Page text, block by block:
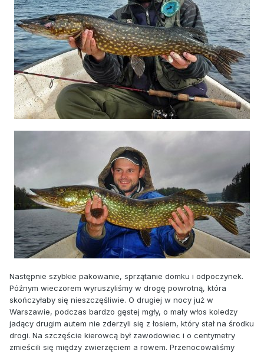
Następnie szybkie pakowanie, sprzątanie domku i odpoczynek.
Późnym wieczorem wyruszyliśmy w drogę powrotną, która
skończyłaby się nieszczęśliwie. O drugiej w nocy już w
Warszawie, podczas bardzo gęstej mgły, o mały włos koledzy
jadący drugim autem nie zderzyli się z łosiem, który stał na środku
drogi. Na szczęście kierowcą był zawodowiec i o centymetry
zmieścili się między zwierzęciem a rowem. Przenocowaliśmy